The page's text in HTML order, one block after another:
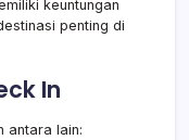
keuntungan
penting di
In
antara lain: